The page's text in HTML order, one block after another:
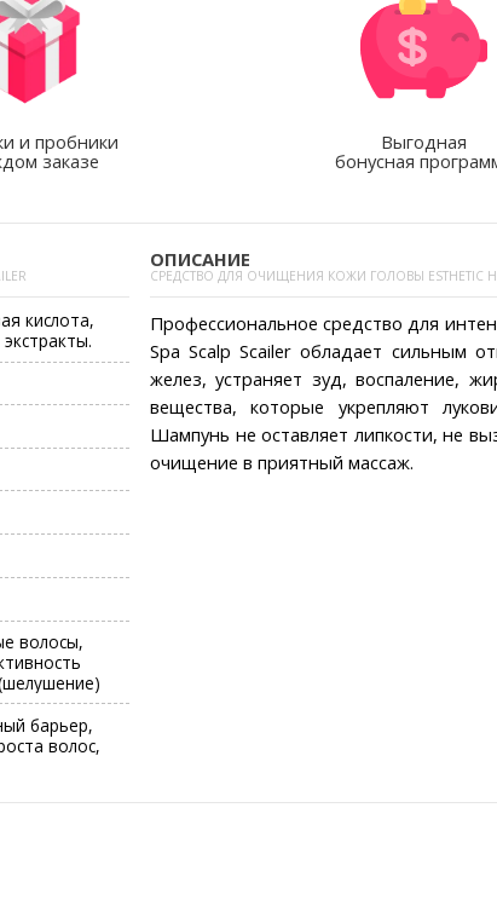
и пробники
заказе
Выгодная
бонусная
кислота,
волосы,
барьер,
волос,
ОПИСАНИЕ
СРЕДСТВО ДЛЯ ОЧИЩЕНИЯ КОЖИ ГОЛОВЫ ESTHETIC
Профессиональное средство для
Spa Scalp Scailer обладает сильным
желез, устраняет зуд, воспаление,
вещества, которые укрепляют
Шампунь не оставляет липкости, не
очищение в приятный массаж.